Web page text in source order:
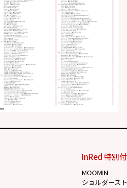
InRed 特別
MOOMIN
ショルダース